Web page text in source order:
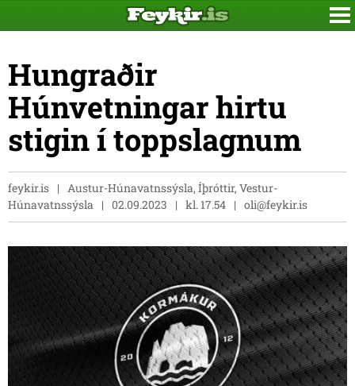
Hungraðir
Húnvetningar hirtu
stigin í toppslagnum
feykir.is
Austur-Húnavatnssýsla, Íþróttir, Vestur-
Húnavatnssýsla
02.09.2023 kl. 17.54 oli@feykir.is